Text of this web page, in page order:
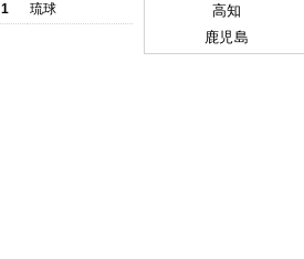
1 琉球
高知
鹿児島